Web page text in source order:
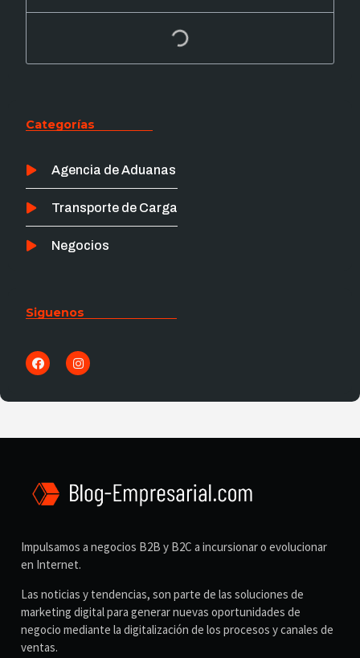
Categorías
Agencia de Aduanas
Transporte de Carga
Negocios
Siguenos
Impulsamos a negocios B2B y B2C a incursionar o evolucionar
en Internet.
Las noticias y tendencias, son parte de las soluciones de
marketing digital para generar nuevas oportunidades de
negocio mediante la digitalización de los procesos y canales de
ventas.